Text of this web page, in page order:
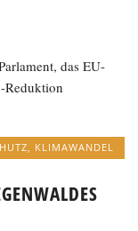
das EU-
Reduktion
KLIMAWANDEL